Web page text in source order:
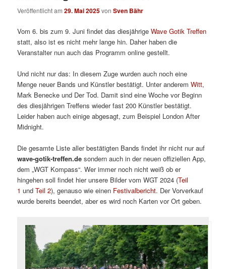
Veröffentlicht am29. Mai 2025vonSven Bähr
Vom 6. bis zum 9. Juni findet das diesjährigeWave Gotik Treffen
statt, also ist es nicht mehr lange hin. Daher haben die
Veranstalter nun auch das Programm online gestellt.
Und nicht nur das: In diesem Zuge wurden auch noch eine
Menge neuer Bands und Künstler bestätigt. Unter anderemWitt,
Mark Benecke und Der Tod. Damit sind eine Woche vor Beginn
des diesjährigen Treffens wieder fast 200 Künstler bestätigt.
Leider haben auch einige abgesagt, zum Beispiel London After
Midnight.
Die gesamte Liste aller bestätigten Bands findet ihr nicht nur auf
wave-gotik-treffen.de sondern auch in der neuen offiziellen App,
dem „WGT Kompass“. Wer immer noch nicht weiß ob er
hingehen soll findet hier unsere Bilder vom WGT 2024 (Teil
1undTeil 2), genauso wie einen Festivalbericht. Der Vorverkauf
wurde bereits beendet, aber es wird noch Karten vor Ort geben.